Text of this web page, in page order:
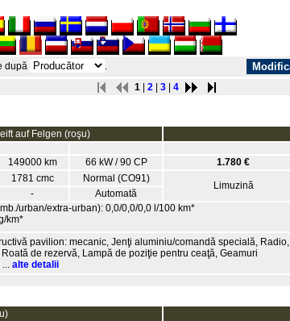
după
.
1 2 3 4
auf Felgen (roşu)
149000 km 66 kW / 90 CP
1.780 €
1781 cmc Normal (CO91)
Limuzină
-
Automată
urban/extra-urban): 0,0/0,0/0,0 l/100 km*
km*
pavilion: mecanic, Jenţi aluminiu/comandă specială, Radio,
de rezervă, Lampă de poziţie pentru ceaţă, Geamuri
alte detalii